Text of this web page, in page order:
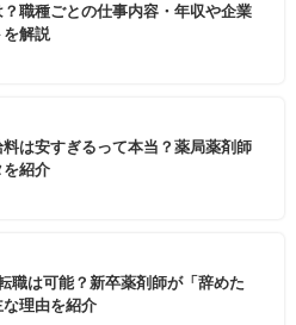
職種ごとの仕事内容・年収や企業
を解説
は安すぎるって本当？薬局薬剤師
を紹介
職は可能？新卒薬剤師が「辞めた
理由を紹介